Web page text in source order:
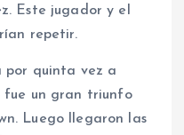
Este jugador y el
repetir.
quinta vez a
fue un gran triunfo
Luego llegaron las